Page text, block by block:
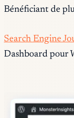
Bénéficiant de
Search Engine
Dashboard pour